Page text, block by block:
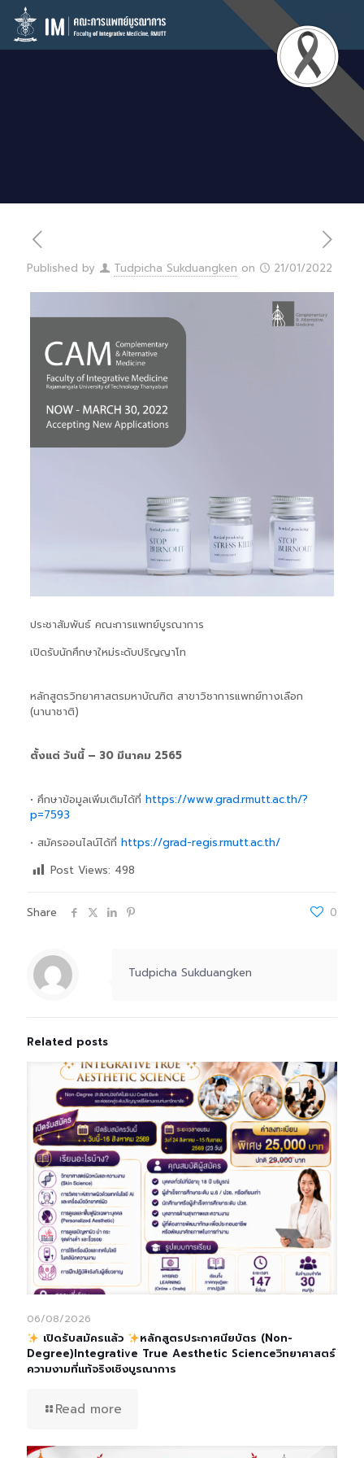
Published by Tudpicha Sukduangken on 21/01/2022
ประชาสัมพันธ์ คณะการแพทย์บูรณาการ
เปิดรับนักศึกษาใหม่ระดับปริญญาโท
หลักสูตรวิทยาศาสตรมหาบัณฑิต สาขาวิชาการแพทย์ทางเลือก
(นานาชาติ)
ตั้งแต่ วันนี้ – 30 มีนาคม 2565
• ศึกษาข้อมูลเพิ่มเติมได้ที่ https://www.grad.rmutt.ac.th/?
p=7593
• สมัครออนไลน์ได้ที่ https://grad-regis.rmutt.ac.th/
Post Views: 498
Share 0
Tudpicha Sukduangken
Related posts
06/08/2026
เปิดรับสมัครแล้ว
หลักสูตรประกาศนียบัตร (Non-
Degree)Integrative True Aesthetic Scienceวิทยาศาสตร์
ความงามที่แท้จริงเชิงบูรณาการ
Read more